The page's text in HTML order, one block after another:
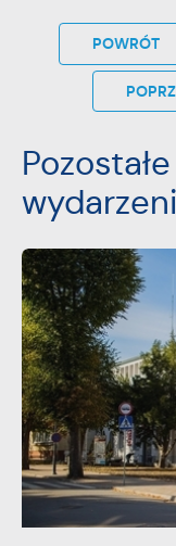
POWRÓT
Pozostałe
Promocyjne pliki
komunikatów na
Twoich zwyczajów
internetowej. Treści
partnerami oraz
charakterze
postaci wiadomości,
społecznościowych.